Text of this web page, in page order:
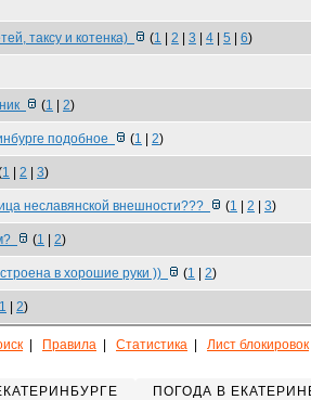
таксу и котенка) (1 2 3 4 5 6)
(1 2)
подобное (1 2)
1 2 3)
неславянской внешности??? (1 2 3)
(1 2)
в хорошие руки )) (1 2)
1 2)
Правила Статистика Лист блокировок
ПОГОДА В